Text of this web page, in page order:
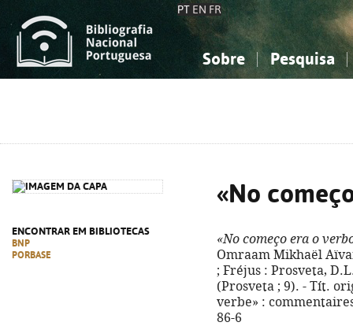
PT EN FR
Sobre Pesquisa
ENCONTRAR EM BIBLIOTECAS
BNP
PORBASE
«No
«No começo era o
Omraam Mikhaël
; Fréjus : Prosveta,
(Prosveta ; 9). - Tít.
verbe» :
86-6